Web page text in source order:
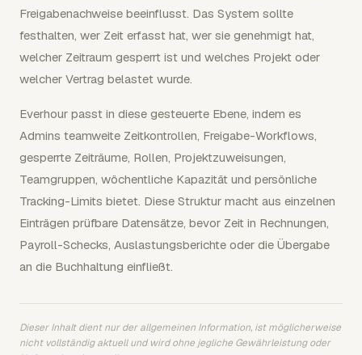
Freigabenachweise beeinflusst. Das System sollte
festhalten, wer Zeit erfasst hat, wer sie genehmigt hat,
welcher Zeitraum gesperrt ist und welches Projekt oder
welcher Vertrag belastet wurde.
Everhour passt in diese gesteuerte Ebene, indem es
Admins teamweite Zeitkontrollen, Freigabe-Workflows,
gesperrte Zeiträume, Rollen, Projektzuweisungen,
Teamgruppen, wöchentliche Kapazität und persönliche
Tracking-Limits bietet. Diese Struktur macht aus einzelnen
Einträgen prüfbare Datensätze, bevor Zeit in Rechnungen,
Payroll-Schecks, Auslastungsberichte oder die Übergabe
an die Buchhaltung einfließt.
Dieser Inhalt dient nur der allgemeinen Information, ist möglicherweise
nicht vollständig aktuell und wird ohne jegliche Gewährleistung oder